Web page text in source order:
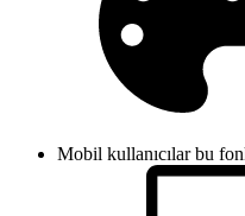
Mobil kullanıcılar bu